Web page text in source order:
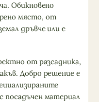
Обикновено
място, от
дръвче или е
от разсадника,
Добро решение е
посадъчен материал